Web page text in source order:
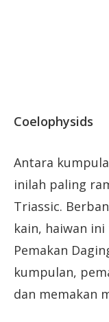
Coelophysids
Antara
inilah paling
Triassic.
kain, haiwan
Pemakan
kumpulan,
dan memakan